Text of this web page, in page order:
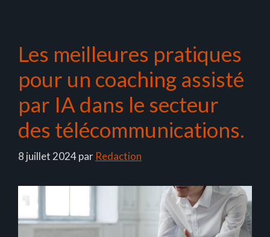
Les meilleures pratiques
pour un coaching assisté
par IA dans le secteur
des télécommunications.
8 juillet 2024par Redaction